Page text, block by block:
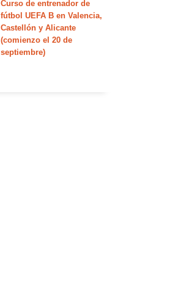
Curso de entrenador de
fútbol UEFA B en Valencia,
Castellón y Alicante
(comienzo el 20 de
septiembre)